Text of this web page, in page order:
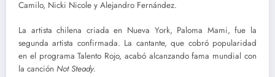
Camilo, Nicki Nicole y Alejandro Fernández.
La artista chilena criada en Nueva York, Paloma Mami, fue la
segunda artista confirmada. La cantante, que cobró popularidad
en el programa Talento Rojo, acabó alcanzando fama mundial con
la canción Not Steady.